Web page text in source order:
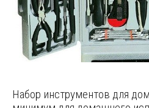
Набор инструментов для